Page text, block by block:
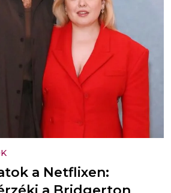
a Netflixen: